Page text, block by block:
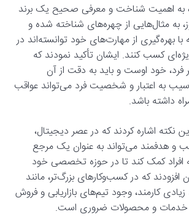
به اهمیت شناخت و معرفی صحیح یک برند
به مثال‌هایی از چهره‌های شناخته شده و
با بهره‌گیری از مهارت‌های خود توانسته‌اند در
ویژه‌ای کسب کنند. ایشان تأکید نمودند که
فرد، خود اوست و باید به دقت از آن
به اعتبار و شخصیت فرد می‌تواند عواقب
داشته باشد.
نکته اشاره کردند که در عصر دیجیتال،
و هدفمند می‌تواند به عنوان یک مرجع
افراد کمک کند تا در حوزه تخصصی خود
که در کسب‌وکارهای بزرگ‌تر، مانند
کارمند، وجود تیم‌های بازاریابی و فروش
خدمات و محصولات ضروری است.